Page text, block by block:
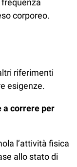
corporeo.
riferimenti
esigenze.
a correre per
l’attività fisica
allo stato di